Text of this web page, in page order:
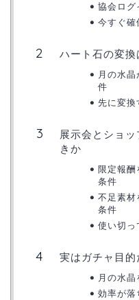
協会ログ
今すぐ確
ハート石の変
月の水
件
先に変換
展示会とショ
きか
限定報酬
条件
不足素材
条件
使い切っ
実はガチャ目
月の水
効率が落